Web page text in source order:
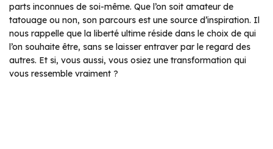
parts inconnues de soi-même. Que l’on soit amateur de
tatouage ou non, son parcours est une source d’inspiration. Il
nous rappelle que la liberté ultime réside dans le choix de qui
l’on souhaite être, sans se laisser entraver par le regard des
autres. Et si, vous aussi, vous osiez une transformation qui
vous ressemble vraiment ?